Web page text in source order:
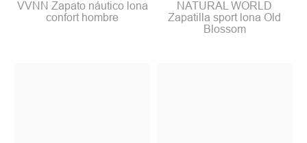
VVNN Zapato náutico lona
confort hombre
NATURAL WORLD
Zapatilla sport lona Old
Blossom